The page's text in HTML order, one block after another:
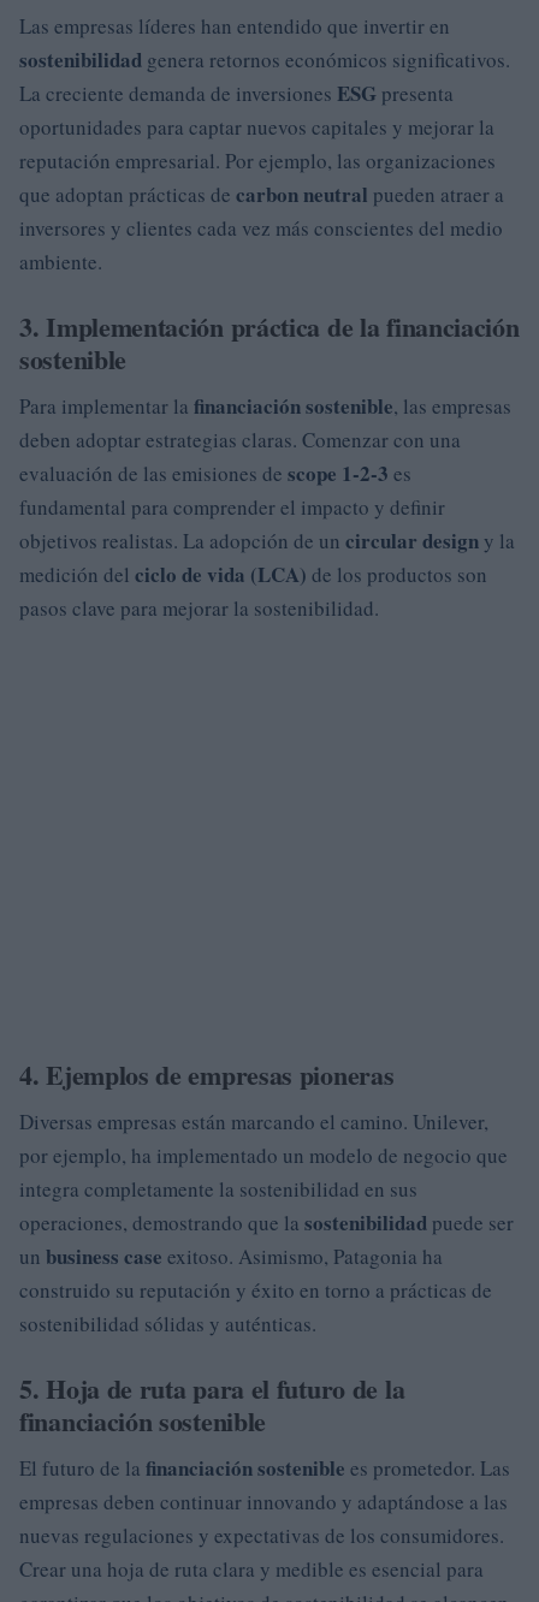
Las empresas líderes han entendido que invertir en
sostenibilidad genera retornos económicos significativos.
La creciente demanda de inversiones ESG presenta
oportunidades para captar nuevos capitales y mejorar la
reputación empresarial. Por ejemplo, las organizaciones
que adoptan prácticas de carbon neutral pueden atraer a
inversores y clientes cada vez más conscientes del medio
ambiente.
3. Implementación práctica de la financiación
sostenible
Para implementar la financiación sostenible, las empresas
deben adoptar estrategias claras. Comenzar con una
evaluación de las emisiones de scope 1-2-3 es
fundamental para comprender el impacto y definir
objetivos realistas. La adopción de un circular design y la
medición del ciclo de vida (LCA) de los productos son
pasos clave para mejorar la sostenibilidad.
4. Ejemplos de empresas pioneras
Diversas empresas están marcando el camino. Unilever,
por ejemplo, ha implementado un modelo de negocio que
integra completamente la sostenibilidad en sus
operaciones, demostrando que la sostenibilidad puede ser
un business case exitoso. Asimismo, Patagonia ha
construido su reputación y éxito en torno a prácticas de
sostenibilidad sólidas y auténticas.
5. Hoja de ruta para el futuro de la
financiación sostenible
El futuro de la financiación sostenible es prometedor. Las
empresas deben continuar innovando y adaptándose a las
nuevas regulaciones y expectativas de los consumidores.
Crear una hoja de ruta clara y medible es esencial para